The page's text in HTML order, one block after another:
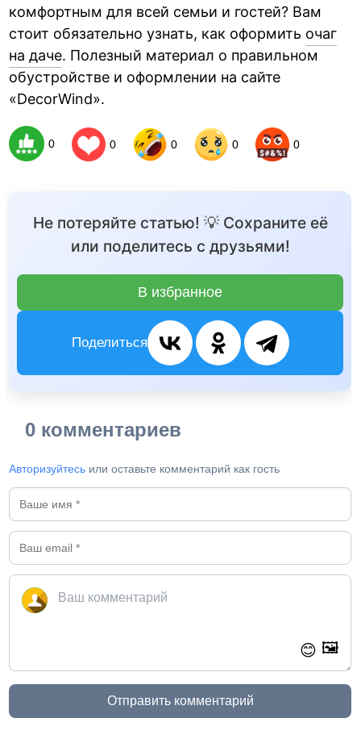
комфортным для всей семьи и гостей? Вам
стоит обязательно узнать, как оформить очаг
на даче. Полезный материал о правильном
обустройстве и оформлении на сайте
«DecorWind».
0 0 0 0 0
Не потеряйте статью! 💡 Сохраните её
или поделитесь с друзьями!
В избранное
Поделиться
0 комментариев
Авторизуйтесь или оставьте комментарий как гость
😊 🖼️
Отправить комментарий